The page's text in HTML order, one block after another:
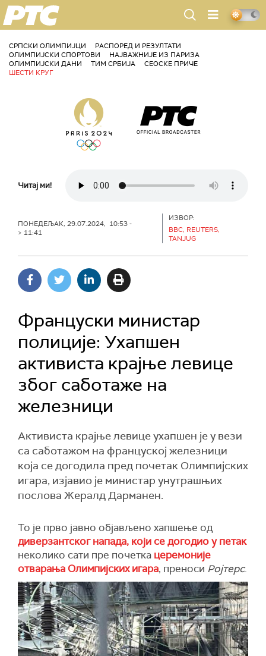
РТС
СРПСКИ ОЛИМПИЈЦИ
РАСПОРЕД И РЕЗУЛТАТИ
ОЛИМПИЈСКИ СПОРТОВИ
НАЈВАЖНИЈЕ ИЗ ПАРИЗА
ОЛИМПИЈСКИ ДАНИ
ТИМ СРБИЈА
СЕОСКЕ ПРИЧЕ
ШЕСТИ КРУГ
Читај ми!
ПОНЕДЕЉАК, 29.07.2024, 10:53 -
> 11:41
ИЗВОР:
BBC, REUTERS,
TANJUG
Француски министар
полиције: Ухапшен
активиста крајње левице
због саботаже на
железници
Активиста крајње левице ухапшен је у вези
са саботажом на француској железници
која се догодила пред почетак Олимпијских
игара, изјавио је министар унутрашњих
послова Жералд Дарманен.
То је прво јавно објављено хапшење од
диверзантског напада, који се догодио у петак
неколико сати пре почетка церемоније
отварања Олимпијских игара, преноси Ројтерс.